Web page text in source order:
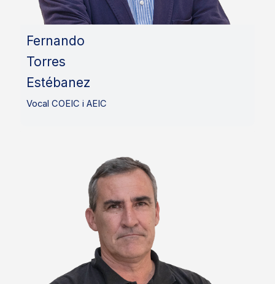
Fernando
Torres
Estébanez
Vocal COEIC i AEIC